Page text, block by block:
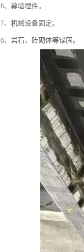
6、幕墙埋件。
7、机械设备固定。
8、岩石，砖砌体等锚固。